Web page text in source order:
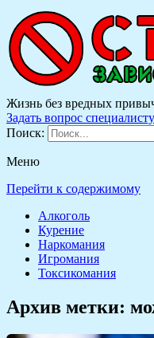
Жизнь без вредных
Задать вопрос специалисту
Поиск:
Меню
Перейти к содержимому
Алкоголь
Курение
Наркомания
Игромания
Токсикомания
Архив метки: